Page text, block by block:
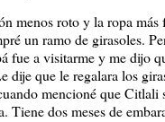
menos roto y la ropa
un ramo de girasoles.
fue a visitarme y me dijo
dije que le regalara los
mencioné que Citlali
Tiene dos meses de